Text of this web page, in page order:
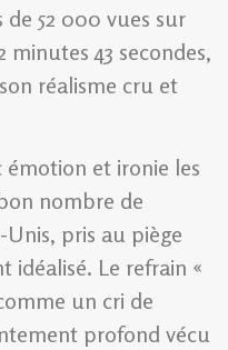
52 000 vues sur
minutes 43 secondes,
réalisme cru et
émotion et ironie les
nombre de
pris au piège
idéalisé. Le refrain «
un cri de
profond vécu